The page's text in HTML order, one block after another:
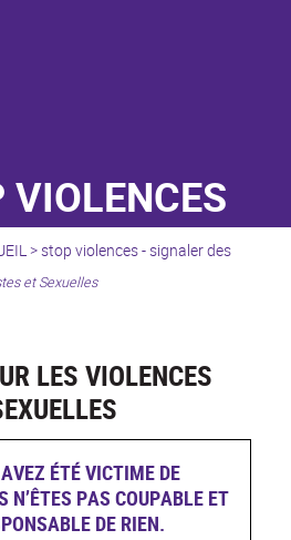
VIOLENCES
>stop violences - signaler des
et Sexuelles
LES VIOLENCES
ÉTÉ VICTIME DE
N’ÊTES PAS COUPABLE ET
DE RIEN.